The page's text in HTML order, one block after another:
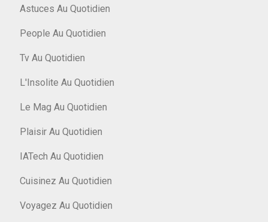
Astuces Au Quotidien
People Au Quotidien
Tv Au Quotidien
L'Insolite Au Quotidien
Le Mag Au Quotidien
Plaisir Au Quotidien
IATech Au Quotidien
Cuisinez Au Quotidien
Voyagez Au Quotidien